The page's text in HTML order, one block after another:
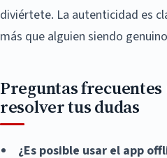
diviértete. La autenticidad es
más que alguien siendo
Preguntas frecuentes
resolver tus dudas
¿Es posible usar el app